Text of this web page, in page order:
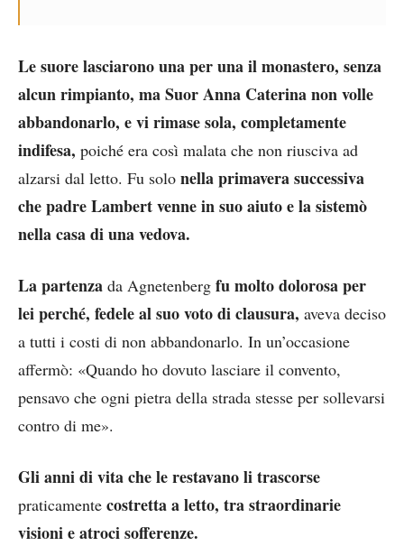
Le suore lasciarono una per una il monastero, senza
alcun rimpianto, ma Suor Anna Caterina non volle
abbandonarlo, e vi rimase sola, completamente
indifesa, poiché era così malata che non riusciva ad
alzarsi dal letto. Fu solo nella primavera successiva
che padre Lambert venne in suo aiuto e la sistemò
nella casa di una vedova.
La partenza da Agnetenberg fu molto dolorosa per
lei perché, fedele al suo voto di clausura, aveva deciso
a tutti i costi di non abbandonarlo. In un’occasione
affermò: «Quando ho dovuto lasciare il convento,
pensavo che ogni pietra della strada stesse per sollevarsi
contro di me».
Gli anni di vita che le restavano li trascorse
praticamente costretta a letto, tra straordinarie
visioni e atroci sofferenze.